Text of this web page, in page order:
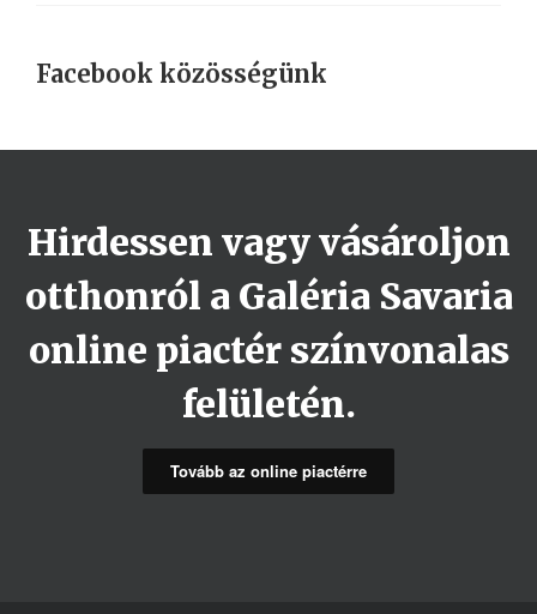
Facebook közösségünk
Hirdessen vagy vásároljon
otthonról a Galéria Savaria
online piactér színvonalas
felületén.
Tovább az online piactérre